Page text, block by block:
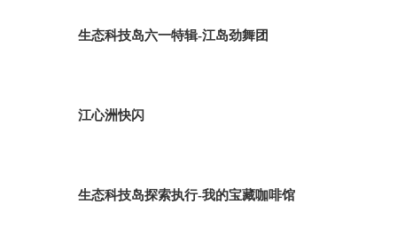
生态科技岛六一特辑-江岛劲舞团
江心洲快闪
生态科技岛探索执行-我的宝藏咖啡馆